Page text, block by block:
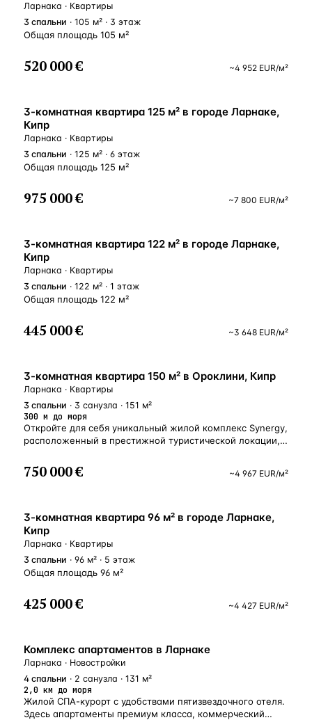
Ларнака · Квартиры
3 спальни · 105 м² · 3 этаж
Общая площадь 105 м²
520 000 € ~4 952 EUR/м²
ВНЖ
3-комнатная квартира 125 м² в городе Ларнаке,
Кипр
Ларнака · Квартиры
3 спальни · 125 м² · 6 этаж
Общая площадь 125 м²
975 000 € ~7 800 EUR/м²
ВНЖ
3-комнатная квартира 122 м² в городе Ларнаке,
Кипр
Ларнака · Квартиры
3 спальни · 122 м² · 1 этаж
Общая площадь 122 м²
445 000 € ~3 648 EUR/м²
У МОРЯ
3-комнатная квартира 150 м² в Ороклини, Кипр
Ларнака · Квартиры
3 спальни · 3 санузла · 151 м²
300 м до моря
Откройте для себя уникальный жилой комплекс Synergy,
расположенный в престижной туристической локации,
и отеля RadissonBeach Hotel. Всего несколько минут
пешком — и вы на лучших пляжах региона, отмеченных
и комфортной жизни: это закрытое, охраняемое
сообщество из 89 изящных вилл с продуманной
до мелочей инфраструктурой, созданной для
На территории предусмотрены: клубный дом
с просторным тренажёрным залом, сауной
общий бассейн 20x10м. и стильный бар; уютные лаунж-
комплекса: привилегированное расположение — всего
150 метров до уютных кафе, бутиков, аптек и магазинов;
удобная транспортная доступность — 20 минут
до международного аэропорта Ларнаки c удобным
доступом до главных автомагистралей; близость
к престижным учебным заведениям — 10 минут
750 000 € ~4 967 EUR/м²
ВНЖ
3-комнатная квартира 96 м² в городе Ларнаке,
Кипр
Ларнака · Квартиры
3 спальни · 96 м² · 5 этаж
Общая площадь 96 м²
425 000 € ~4 427 EUR/м²
НОВОСТРОЙКА
Комплекс апартаментов в Ларнаке
Ларнака · Новостройки
4 спальни · 2 санузла · 131 м²
2,0 км до моря
Жилой СПА-курорт с удобствами пятизвездочного отеля.
Здесь апартаменты премиум класса, коммерческий